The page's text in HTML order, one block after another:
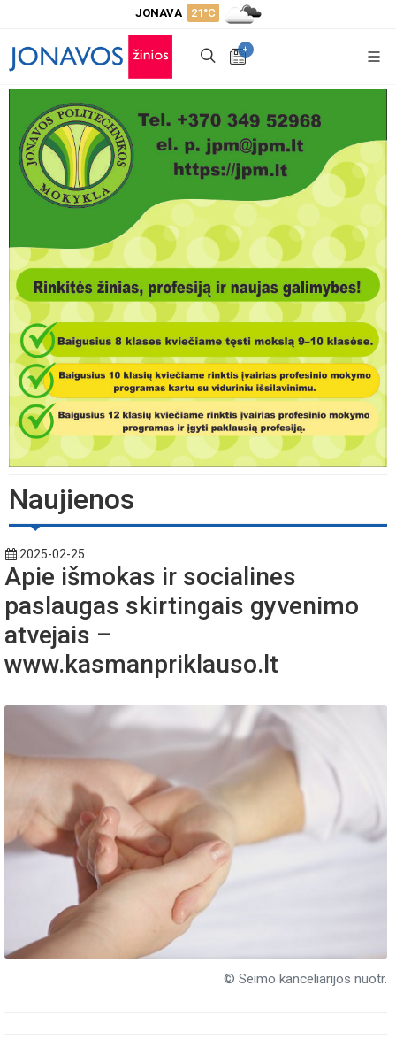
JONAVA 21°C
+
Naujienos
2025-02-25
Apie išmokas ir socialines
paslaugas skirtingais gyvenimo
atvejais –
www.kasmanpriklauso.lt
© Seimo kanceliarijos nuotr.